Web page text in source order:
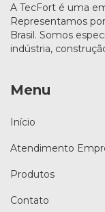
A TecFort é uma
Representamos
Brasil. Somos
indústria,
Menu
Início
Atendimento
Produtos
Contato